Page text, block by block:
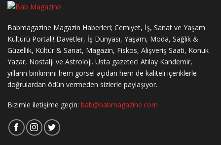
Babmagazine Magazin Haberleri; Cemiyet, İş, Sanat ve Yaşam
Kültürü Portalı! Davetler, İş Dünyası, Yaşam, Moda, Sağlık &
Güzellik, Kültür & Sanat, Magazin, Fiskos, Alışveriş Saati, Konuk
Yazar, Nostalji ve Astroloji. Usta gazeteci Atılay Kandemir,
yılların birikimini hem görsel açıdan hem de kaliteli içeriklerle
doğrulardan ödün vermeden sizlerle paylaşıyor.
Bizimle iletişime geçin: bab@babmagazine.com